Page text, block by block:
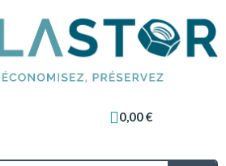
0,00 €